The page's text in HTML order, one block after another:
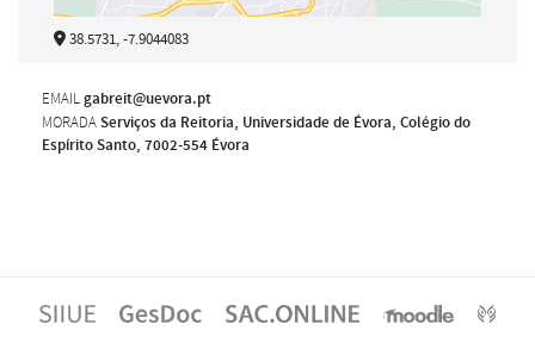
38.5731, -7.9044083
EMAILgabreit@uevora.pt
MORADAServiços da Reitoria, Universidade de Évora, Colégio do
Espírito Santo, 7002-554 Évora